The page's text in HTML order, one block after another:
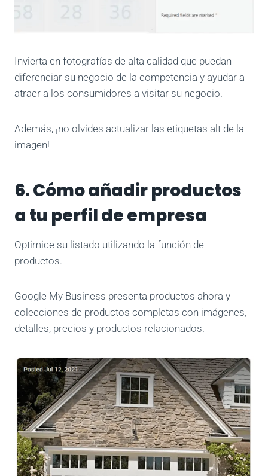
Invierta en fotografías de alta calidad que puedan
diferenciar su negocio de la competencia y ayudar a
atraer a los consumidores a visitar su negocio.
Además, ¡no olvides actualizar las etiquetas alt de la
imagen!
6. Cómo añadir productos
a tu perfil de empresa
Optimice su listado utilizando la función de
productos.
Google My Business presenta productos ahora y
colecciones de productos completas con imágenes,
detalles, precios y productos relacionados.